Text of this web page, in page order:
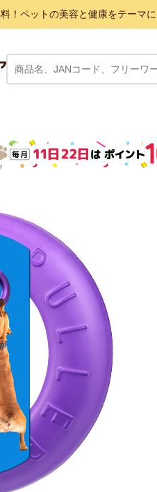
！ペットの美容と健康をテーマ